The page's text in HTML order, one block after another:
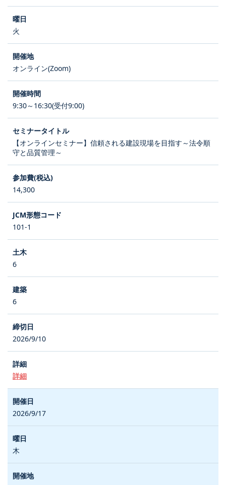
火
オンライン(Zoom)
9:30～16:30(受付9:00)
【オンラインセミナー】信頼される建設現場を目指す～法令順
守と品質管理～
14,300
101-1
6
6
2026/9/10
詳細
2026/9/17
木